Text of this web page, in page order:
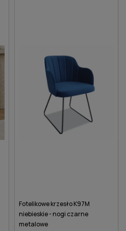
Fotelikowe krzesło K97M
niebieskie - nogi czarne
metalowe